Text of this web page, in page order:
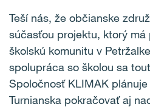
Teší nás, že občianske
súčasťou projektu, ktorý má
školskú komunitu v
spolupráca so školou sa
Spoločnosť KLIMAK
Turnianska pokračovať aj